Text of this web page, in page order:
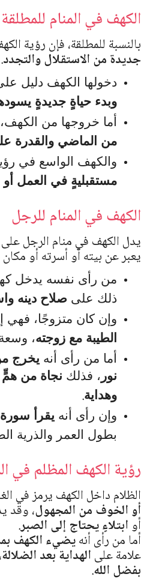
الكهف في المنام للمطلقة
بالنسبة للمطلقة، فإن رؤية
جديدة من الاستقلال والتجدد.
دخولها الكهف دليل
وبدء حياةٍ جديدةٍ
أما خروجها من
من الماضي والقدرة
والكهف الواسع في
مستقبليةٍ في العمل أو
الكهف في المنام للرجل
يدل الكهف في منام الرجل على
يعبر عن بيته أو أسرته أو
من رأى نفسه يدخل
ذلك على صلاح دينه
وإن كان متزوجًا، فهي
الطيبة مع زوجته،
أما من رأى أنه يخرج
نور ، فذلك نجاة من همٍّ
وهداية.
وإن رأى أنه يقرأ
بطول العمر والذرية
رؤية الكهف المظلم في
الظلام داخل الكهف يرمز في
أو الخوف من المجهول، وقد
أوابتلاءٍ يحتاج إلى الصبر.
أما من رأى أنهيضيء الكهف
علامة علىالهداية بعد الضلالة
بفضل الله.